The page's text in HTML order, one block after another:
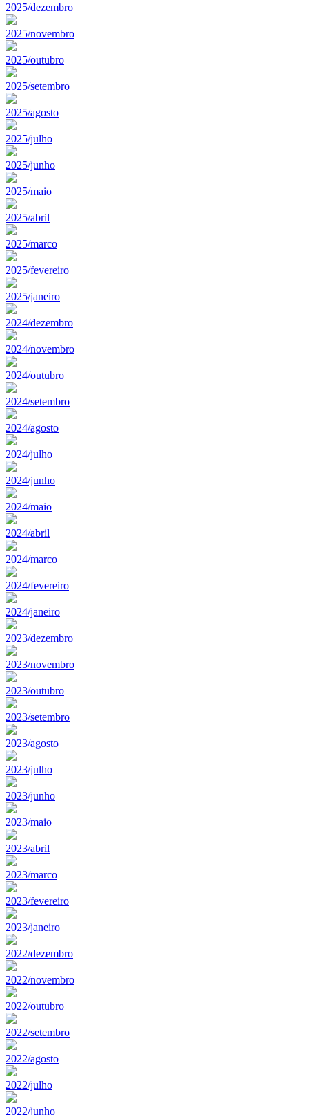
2025/dezembro
2025/novembro
2025/outubro
2025/setembro
2025/agosto
2025/julho
2025/junho
2025/maio
2025/abril
2025/marco
2025/fevereiro
2025/janeiro
2024/dezembro
2024/novembro
2024/outubro
2024/setembro
2024/agosto
2024/julho
2024/junho
2024/maio
2024/abril
2024/marco
2024/fevereiro
2024/janeiro
2023/dezembro
2023/novembro
2023/outubro
2023/setembro
2023/agosto
2023/julho
2023/junho
2023/maio
2023/abril
2023/marco
2023/fevereiro
2023/janeiro
2022/dezembro
2022/novembro
2022/outubro
2022/setembro
2022/agosto
2022/julho
2022/junho